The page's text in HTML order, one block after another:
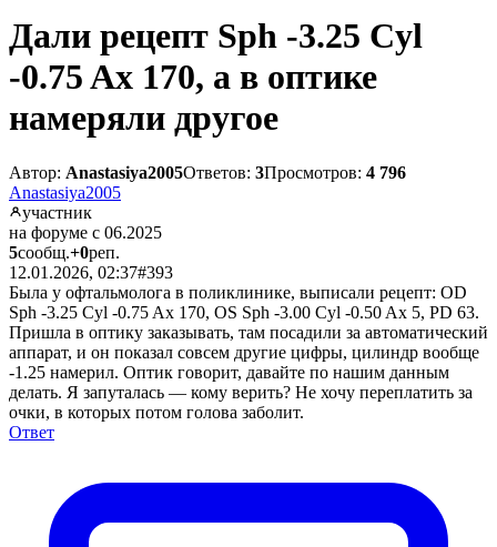
Дали рецепт Sph -3.25 Cyl
-0.75 Ax 170, а в оптике
намеряли другое
Автор: Anastasiya2005Ответов: 3Просмотров: 4 796
Anastasiya2005
участник
на форуме с 06.2025
5сообщ.+0реп.
12.01.2026, 02:37#393
Была у офтальмолога в поликлинике, выписали рецепт: OD
Sph -3.25 Cyl -0.75 Ax 170, OS Sph -3.00 Cyl -0.50 Ax 5, PD 63.
Пришла в оптику заказывать, там посадили за автоматический
аппарат, и он показал совсем другие цифры, цилиндр вообще
-1.25 намерил. Оптик говорит, давайте по нашим данным
делать. Я запуталась — кому верить? Не хочу переплатить за
очки, в которых потом голова заболит.
Ответ